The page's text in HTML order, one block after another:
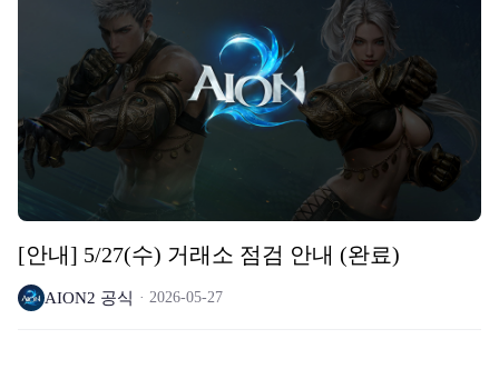
[안내] 5/27(수) 거래소 점검 안내 (완료)
AION2 공식 2026-05-27